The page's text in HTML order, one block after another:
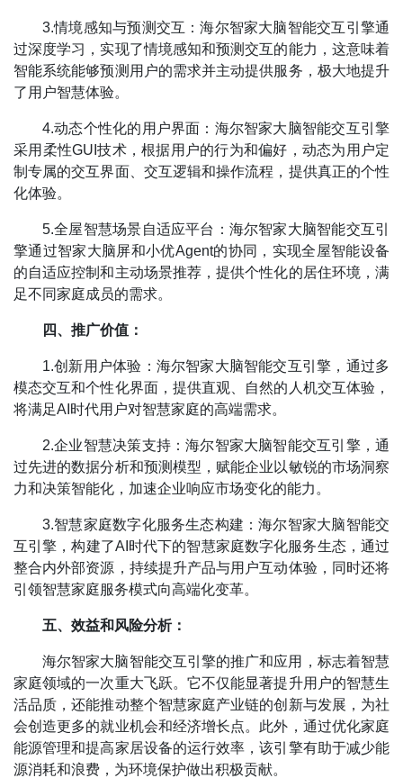
3.情境感知与预测交互：海尔智家大脑智能交互引擎通
过深度学习，实现了情境感知和预测交互的能力，这意味着
智能系统能够预测用户的需求并主动提供服务，极大地提升
了用户智慧体验。
4.动态个性化的用户界面：海尔智家大脑智能交互引擎
采用柔性GUI技术，根据用户的行为和偏好，动态为用户定
制专属的交互界面、交互逻辑和操作流程，提供真正的个性
化体验。
5.全屋智慧场景自适应平台：海尔智家大脑智能交互引
擎通过智家大脑屏和小优Agent的协同，实现全屋智能设备
的自适应控制和主动场景推荐，提供个性化的居住环境，满
足不同家庭成员的需求。
四、推广价值：
1.创新用户体验：海尔智家大脑智能交互引擎，通过多
模态交互和个性化界面，提供直观、自然的人机交互体验，
将满足AI时代用户对智慧家庭的高端需求。
2.企业智慧决策支持：海尔智家大脑智能交互引擎，通
过先进的数据分析和预测模型，赋能企业以敏锐的市场洞察
力和决策智能化，加速企业响应市场变化的能力。
3.智慧家庭数字化服务生态构建：海尔智家大脑智能交
互引擎，构建了AI时代下的智慧家庭数字化服务生态，通过
整合内外部资源，持续提升产品与用户互动体验，同时还将
引领智慧家庭服务模式向高端化变革。
五、效益和风险分析：
海尔智家大脑智能交互引擎的推广和应用，标志着智慧
家庭领域的一次重大飞跃。它不仅能显著提升用户的智慧生
活品质，还能推动整个智慧家庭产业链的创新与发展，为社
会创造更多的就业机会和经济增长点。此外，通过优化家庭
能源管理和提高家居设备的运行效率，该引擎有助于减少能
源消耗和浪费，为环境保护做出积极贡献。